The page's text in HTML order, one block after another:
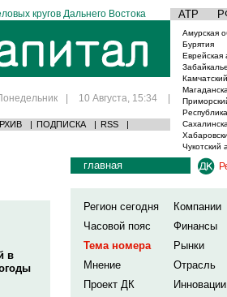
кругов Дальнего Востока АТР
| 10 Августа, 15:34 |
| ПОДПИСКА | RSS |
Амурская
Бурятия
Еврейская
Чукотский
в
главная
Регион сегодня
Компании
Часовой пояс
Финансы
Тема номера
Рынки
Мнение
Отрасль
Проект ДК
Инновации